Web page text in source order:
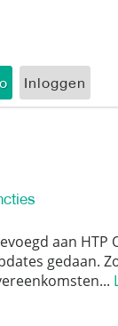
Inloggen
aan HTP
gedaan.